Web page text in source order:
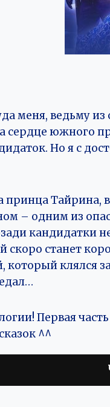
меня, ведьму
сердце южного
Но я с
принца Тайрина,
– одним из
кандидатки
скоро станет
который клялся
Первая
^^